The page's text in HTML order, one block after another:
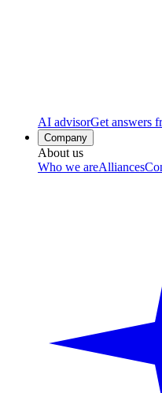
AI advisorGet answers
Company
About us
Who we areAlliances